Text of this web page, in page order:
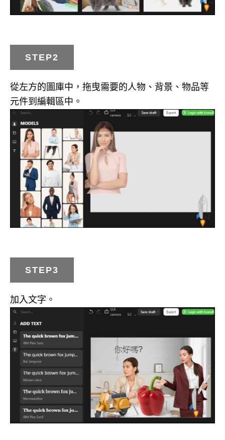
STEP2
從左方的圖庫中，拖曳需要的人物、背景、物品等
元件到編輯區中。
STEP3
加入文字。